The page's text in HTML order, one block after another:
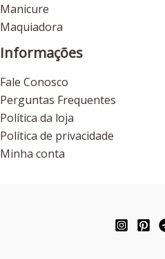
Manicure
Maquiadora
Informações
Fale Conosco
Perguntas Frequentes
Política da loja
Política de privacidade
Minha conta